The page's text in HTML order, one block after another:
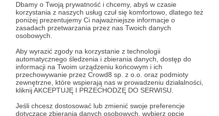
Dbamy o Twoją prywatność i chcemy, abyś w czasie
korzystania z naszych usług czuł się komfortowo, dlatego też
poniżej prezentujemy Ci najważniejsze informacje o
zasadach przetwarzania przez nas Twoich danych
osobowych.
Aby wyrazić zgody na korzystanie z technologii
automatycznego śledzenia i zbierania danych, dostęp do
informacji na Twoim urządzeniu końcowym i ich
przechowywanie przez Crowd8 sp. z o.o. oraz podmioty
zewnętrzne, które wspierają nas w prowadzeniu działalności,
kliknij AKCEPTUJĘ I PRZECHODZĘ DO SERWISU.
Jeśli chcesz dostosować lub zmienić swoje preferencje
dotyczące zbierania danych osobowych, wybierz opcję
jest po przekazaniu podpisanego formularza "Zgodna na
założenie konta przez osobę niepełnoletnią", formularz
dostępny jest na stronie regulaminu Patronite.pl.